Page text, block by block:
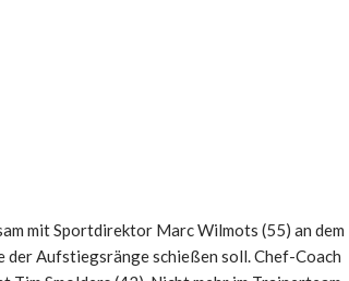
mit Sportdirektor Marc Wilmots (55) an dem
der Aufstiegsränge schießen soll. Chef-Coach